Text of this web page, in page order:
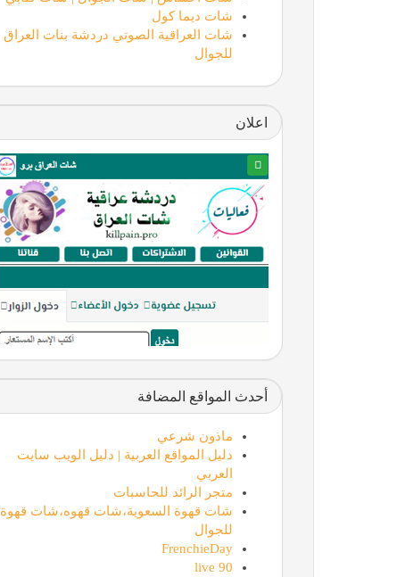
شات ديما كول
شات العراقية الصوتي دردشة بنات العراق
للجوال
اعلان
أحدث المواقع المضافة
ماذون شرعي
دليل المواقع العربية | دليل الويب سايت
العربي
متجر الرائد للحاسبات
شات قهوة السعوية،شات قهوه،شات قهوة
للجوال
FrenchieDay
90 live